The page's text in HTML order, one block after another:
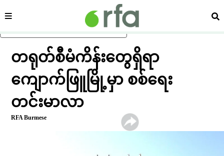
ပင်မအကြောင်းအရာသို့ ကျော်ရန်
ကဏ္ဍ ရှာ
တရုတ်စီမံကိန်းတွေရှိရာ
ကျောက်ဖြူမြို့မှာ စစ်ရေး
တင်းမာလာ
RFA Burmese